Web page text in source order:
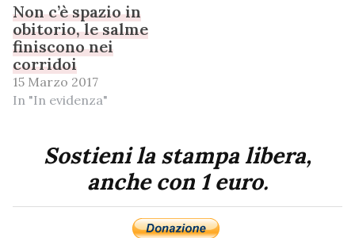
Non c’è spazio in
obitorio, le salme
finiscono nei
corridoi
15 Marzo 2017
In "In evidenza"
Sostieni la stampa libera,
anche con 1 euro.